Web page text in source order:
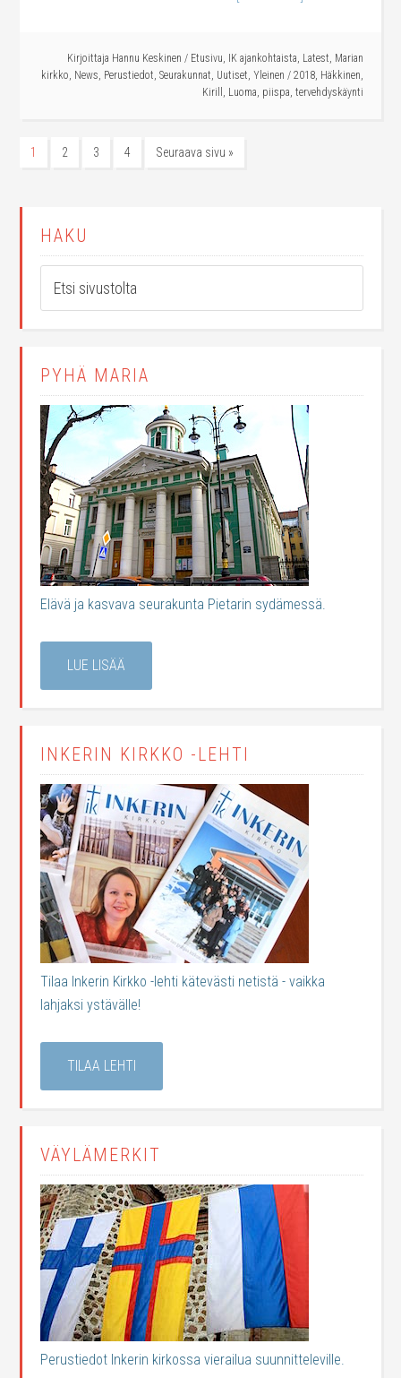
Kirjoittaja Hannu Keskinen / Etusivu, IK ajankohtaista, Latest, Marian
kirkko, News, Perustiedot, Seurakunnat, Uutiset, Yleinen / 2018, Häkkinen,
Kirill , Luoma, piispa, tervehdyskäynti
1 2 3 4 Seuraava sivu »
HAKU
PYHÄ MARIA
Elävä ja kasvava seurakunta Pietarin sydämessä.
LUE LISÄÄ
INKERIN KIRKKO -LEHTI
Tilaa Inkerin Kirkko -lehti kätevästi netistä - vaikka
lahjaksi ystävälle!
TILAA LEHTI
VÄYLÄMERKIT
Perustiedot Inkerin kirkossa vierailua suunnitteleville.